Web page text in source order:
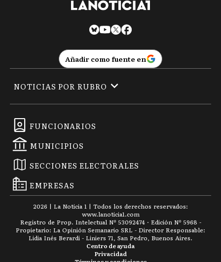
Añadir como fuente en
FUNCIONARIOS
MUNICIPIOS
SECCIONES ELECTORALES
EMPRESAS
NOTICIAS POR RUBRO
2026 | La Noticia 1 | Todos los derechos reservados:
www.lanoticia1.com
Registro de Prop. Intelectual Nº 53092474 · Edición Nº 5968 -
Propietario: La Opinión Semanario SRL - Director Responsable:
Lidia Inés Berardi - Liniers 71, San Pedro, Buenos Aires.
Privacidad
Centro de ayuda